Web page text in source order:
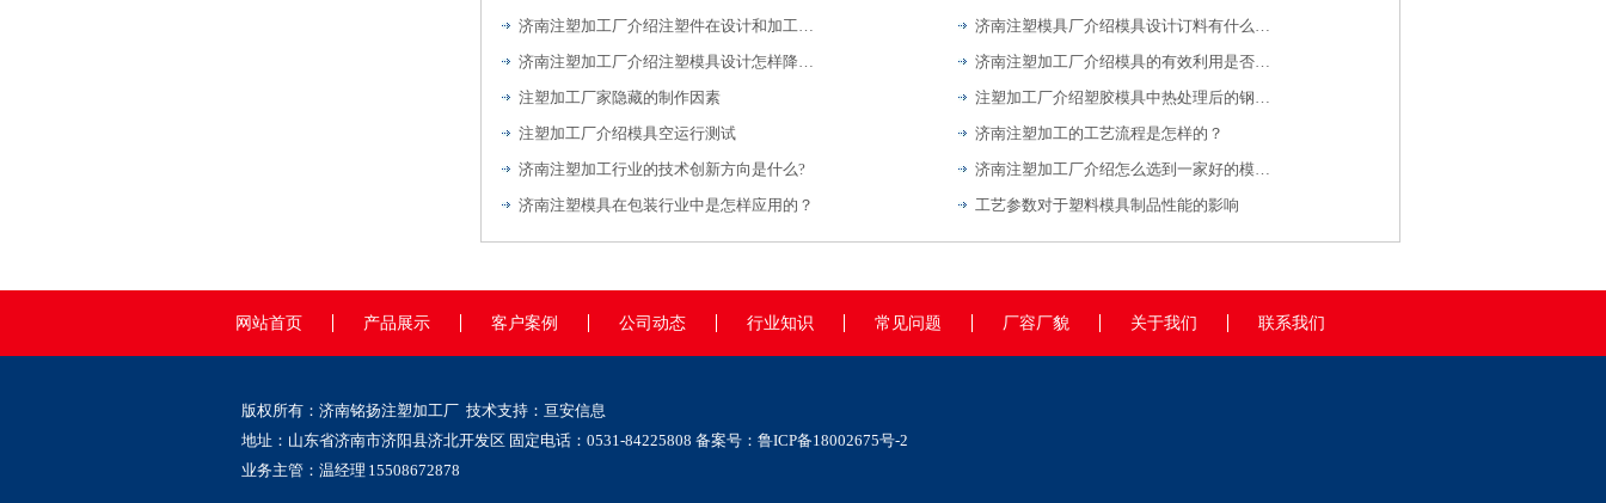
济南注塑加工厂介绍注塑件在设计和加工过程中的注意事项
济南注塑模具厂介绍模具设计订料有什么规则
济南注塑加工厂介绍注塑模具设计怎样降低停机做好检修？
济南注塑加工厂介绍模具的有效利用是否有效保养是关键
注塑加工厂家隐藏的制作因素
注塑加工厂介绍塑胶模具中热处理后的钢料大水磨特点
注塑加工厂介绍模具空运行测试
济南注塑加工的工艺流程是怎样的？
济南注塑加工行业的技术创新方向是什么?
济南注塑加工厂介绍怎么选到一家好的模具制造厂家呢？
济南注塑模具在包装行业中是怎样应用的？
工艺参数对于塑料模具制品性能的影响
网站首页 产品展示 客户案例 公司动态 行业知识 常见问题 厂容厂貌 关于我们 联系我们
版权所有：济南铭扬注塑加工厂 技术支持： 亘安信息
地址：山东省济南市济阳县济北开发区 固定电话：0531-84225808 备案号： 鲁ICP备18002675号-2
业务主管：温经理 15508672878